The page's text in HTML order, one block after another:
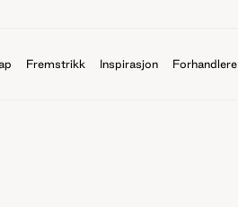
Fremstrikk Inspirasjon Forhandlere